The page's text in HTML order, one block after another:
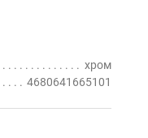
хром
4680641665101